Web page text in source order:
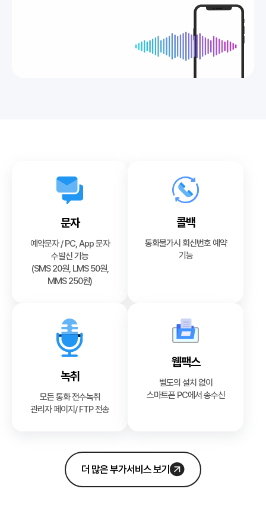
문자
예약문자 / PC, App 문자
수발신 기능
(SMS 20원, LMS 50원,
MMS 250원)
콜백
통화불가시 회신번호 예약
기능
녹취
모든 통화 전수녹취
관리자 페이지/ FTP 전송
웹팩스
별도의 설치 없이
스마트폰 PC에서 송수신
더 많은 부가서비스 보기